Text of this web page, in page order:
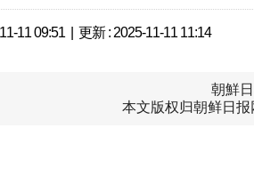
11 09:51 | 更新 : 2025-11-11 11:14
朝鮮
本文版权归朝鲜日